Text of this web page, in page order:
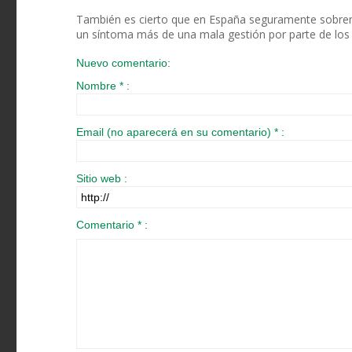
También es cierto que en España seguramente
un síntoma más de una mala gestión por parte de
Nuevo comentario:
Nombre * :
Email (no aparecerá en su comentario) * :
Sitio web :
Comentario * :